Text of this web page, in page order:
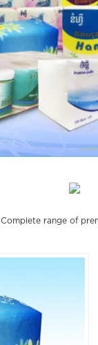
Complete range of